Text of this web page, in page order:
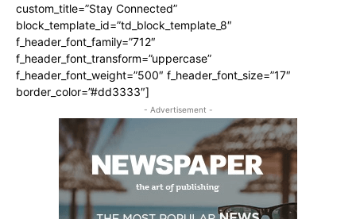
custom_title=”Stay Connected”
block_template_id=”td_block_template_8″
f_header_font_family=”712″
f_header_font_transform=”uppercase”
f_header_font_weight=”500″ f_header_font_size=”17″
border_color=”#dd3333″]
- Advertisement -